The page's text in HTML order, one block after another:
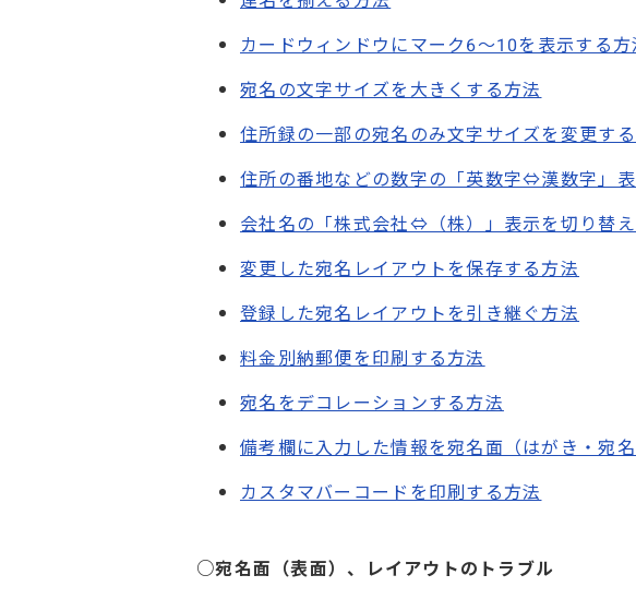
カードウィンドウにマーク6～10を表示する方
宛名の文字サイズを大きくする方法
住所録の一部の宛名のみ文字サイズを変更す
住所の番地などの数字の「英数字⇔漢数字」
会社名の「株式会社⇔（株）」表示を切り替
変更した宛名レイアウトを保存する方法
登録した宛名レイアウトを引き継ぐ方法
料金別納郵便を印刷する方法
宛名をデコレーションする方法
備考欄に入力した情報を宛名面（はがき・宛
カスタマバーコードを印刷する方法
○宛名面（表面）、レイアウトのトラブル